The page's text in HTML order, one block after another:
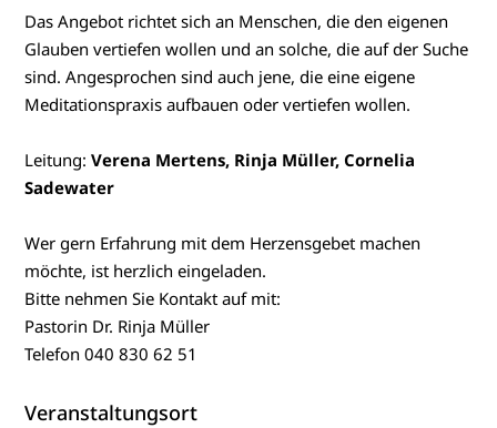
Das Angebot richtet sich an Menschen, die den eigenen
Glauben vertiefen wollen und an solche, die auf der Suche
sind. Angesprochen sind auch jene, die eine eigene
Meditationspraxis aufbauen oder vertiefen wollen.
Leitung:Verena Mertens, Rinja Müller, Cornelia
Sadewater
Wer gern Erfahrung mit dem Herzensgebet machen
möchte, ist herzlich eingeladen.
Bitte nehmen Sie Kontakt auf mit:
Pastorin Dr. Rinja Müller
Telefon 040 830 62 51
Veranstaltungsort